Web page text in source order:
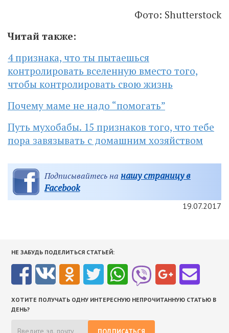
Фото: Shutterstock
Читай также:
4 признака, что ты пытаешься
контролировать вселенную вместо того,
чтобы контролировать свою жизнь
Почему маме не надо “помогать”
Путь мухобабы. 15 признаков того, что тебе
пора завязывать с домашним хозяйством
Подписывайтесь на нашу страницу в
Facebook
19.07.2017
НЕ ЗАБУДЬ ПОДЕЛИТЬСЯ СТАТЬЕЙ:
ХОТИТЕ ПОЛУЧАТЬ ОДНУ ИНТЕРЕСНУЮ НЕПРОЧИТАННУЮ СТАТЬЮ В
ДЕНЬ?